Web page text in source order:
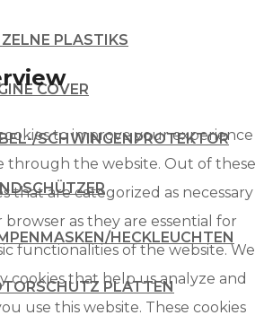
PLASTIKS
COVER
SCHWINGENPROTEKTOR
HECKLEUCHTEN
PLATTEN
to improve your experience
through the website. Out of these
that are categorized as necessary
as they are essential for
functionalities of the website. We
cookies that help us analyze and
use this website. These cookies